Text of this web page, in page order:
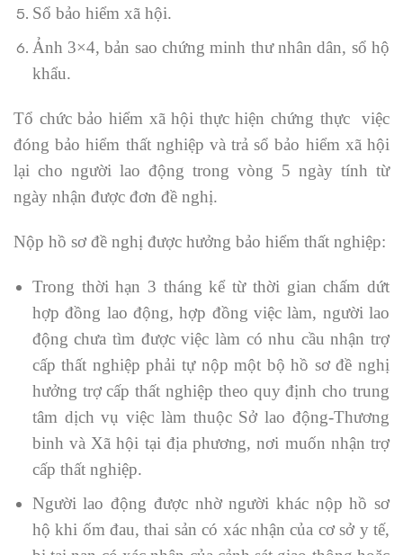
Sổ bảo hiểm xã hội.
Ảnh 3×4, bản sao chứng minh thư nhân dân, sổ hộ
khẩu.
Tổ chức bảo hiểm xã hội thực hiện chứng thực việc
đóng bảo hiểm thất nghiệp và trả sổ bảo hiểm xã hội
lại cho người lao động trong vòng 5 ngày tính từ
ngày nhận được đơn đề nghị.
Nộp hồ sơ đề nghị được hưởng bảo hiểm thất nghiệp:
Trong thời hạn 3 tháng kể từ thời gian chấm dứt
hợp đồng lao động, hợp đồng việc làm, người lao
động chưa tìm được việc làm có nhu cầu nhận trợ
cấp thất nghiệp phải tự nộp một bộ hồ sơ đề nghị
hưởng trợ cấp thất nghiệp theo quy định cho trung
tâm dịch vụ việc làm thuộc Sở lao động-Thương
binh và Xã hội tại địa phương, nơi muốn nhận trợ
cấp thất nghiệp.
Người lao động được nhờ người khác nộp hồ sơ
hộ khi ốm đau, thai sản có xác nhận của cơ sở y tế,